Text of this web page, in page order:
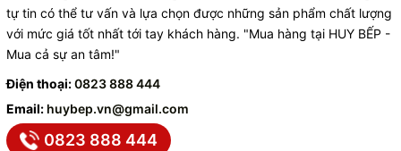
tự tin có thể tư vấn và lựa chọn được những sản phẩm chất lượng
với mức giá tốt nhất tới tay khách hàng. "Mua hàng tại HUY BẾP -
Mua cả sự an tâm!"
Điện thoại:0823 888 444
Email: huybep.vn@gmail.com
0823 888 444